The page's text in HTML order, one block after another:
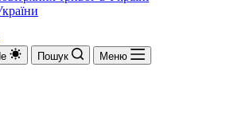
Пошук Меню